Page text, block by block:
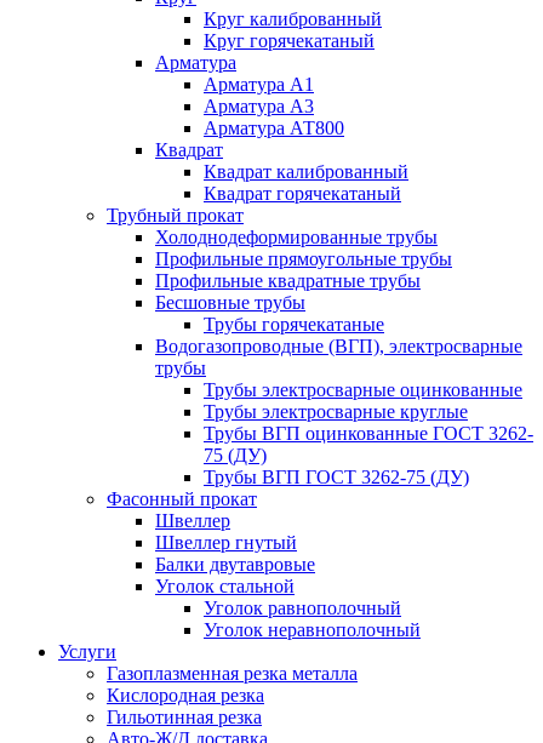
Круг калиброванный
Круг горячекатаный
Арматура
Арматура А1
Арматура А3
Арматура АТ800
Квадрат
Квадрат калиброванный
Квадрат горячекатаный
Трубный прокат
Холоднодеформированные трубы
Профильные прямоугольные трубы
Профильные квадратные трубы
Бесшовные трубы
Трубы горячекатаные
Водогазопроводные (ВГП), электросварные
трубы
Трубы электросварные оцинкованные
Трубы электросварные круглые
Трубы ВГП оцинкованные ГОСТ 3262-
75 (ДУ)
Трубы ВГП ГОСТ 3262-75 (ДУ)
Фасонный прокат
Швеллер
Швеллер гнутый
Балки двутавровые
Уголок стальной
Уголок равнополочный
Уголок неравнополочный
Услуги
Газоплазменная резка металла
Кислородная резка
Гильотинная резка
Авто-Ж/Д доставка